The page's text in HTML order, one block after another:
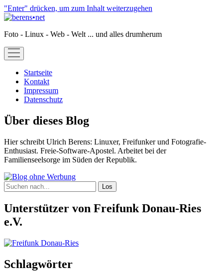
"Enter" drücken, um zum Inhalt weiterzugehen
berens•net
Foto - Linux - Web - Welt ... und alles drumherum
open
menu
Startseite
Kontakt
Impressum
Datenschutz
Sidebar
Über dieses Blog
Hier schreibt Ulrich Berens: Linuxer, Freifunker und Fotografie-
Enthusiast. Freie-Software-Apostel. Arbeitet bei der
Familienseelsorge im Süden der Republik.
Suchen
Unterstützer von Freifunk Donau-Ries
e.V.
Schlagwörter